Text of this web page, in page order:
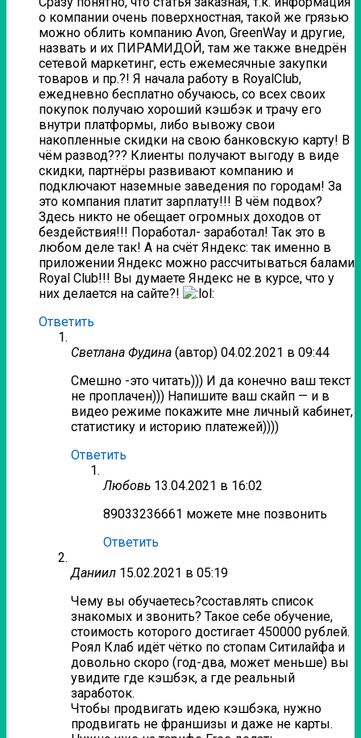
о компании очень поверхностная, такой же грязью
можно облить компанию Avon, GreenWay и другие,
назвать и их ПИРАМИДОЙ, там же также внедрён
сетевой маркетинг, есть ежемесячные закупки
товаров и пр.?! Я начала работу в RoyalClub,
ежедневно бесплатно обучаюсь, со всех своих
покупок получаю хороший кэшбэк и трачу его
внутри платформы, либо вывожу свои
накопленные скидки на свою банковскую карту! В
чём развод??? Клиенты получают выгоду в виде
скидки, партнёры развивают компанию и
подключают наземные заведения по городам! За
это компания платит зарплату!!! В чём подвох?
Здесь никто не обещает огромных доходов от
бездействия!!! Поработал- заработал! Так это в
любом деле так! А на счёт Яндекс: так именно в
приложении Яндекс можно рассчитываться балами
Royal Club!!! Вы думаете Яндекс не в курсе, что у
них делается на сайте?!
Ответить
Светлана Фудина (автор) 04.02.2021 в 09:44
Смешно -это читать))) И да конечно ваш текст
не проплачен))) Напишите ваш скайп — и в
видео режиме покажите мне личный кабинет,
статистику и историю платежей))))
Ответить
Любовь 13.04.2021 в 16:02
89033236661 можете мне позвонить
Ответить
Даниил 15.02.2021 в 05:19
Чему вы обучаетесь?составлять список
знакомых и звонить? Такое себе обучение,
стоимость которого достигает 450000 рублей.
Роял Клаб идёт чётко по стопам Ситилайфа и
довольно скоро (год-два, может меньше) вы
увидите где кэшбэк, а где реальный
заработок.
Чтобы продвигать идею кэшбэка, нужно
продвигать не франшизы и даже не карты.